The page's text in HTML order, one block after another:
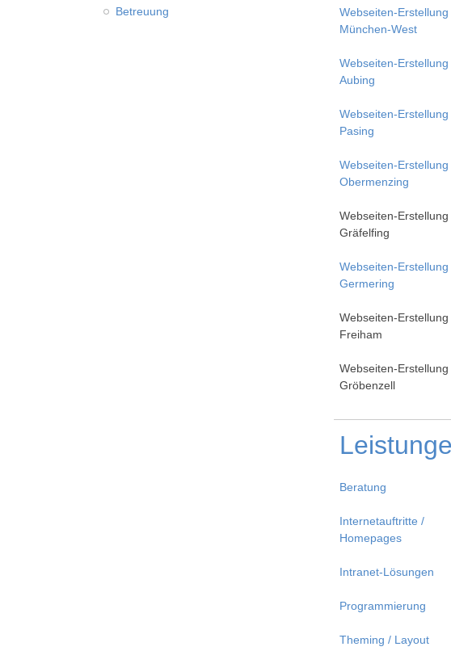
Betreuung
Webseiten-Erstellung
München-West
Webseiten-Erstellung
Aubing
Webseiten-Erstellung
Pasing
Webseiten-Erstellung
Obermenzing
Webseiten-Erstellung
Gräfelfing
Webseiten-Erstellung
Germering
Webseiten-Erstellung
Freiham
Webseiten-Erstellung
Gröbenzell
Beratung
Internetauftritte /
Homepages
Intranet-Lösungen
Programmierung
Theming / Layout